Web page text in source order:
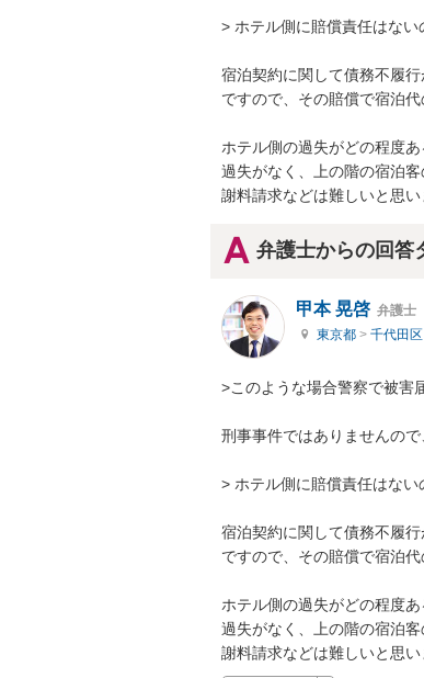
> ホテル側に賠償責任はない
宿泊契約に関して債務不履
ですので、その賠償で宿泊
ホテル側の過失がどの程度
過失がなく、上の階の宿泊
謝料請求などは難しいと思い
弁護士からの回答
甲本 晃啓 弁護士
東京都 > 千代田区
>このような場合警察で被害
刑事事件ではありませんの
> ホテル側に賠償責任はない
宿泊契約に関して債務不履
ですので、その賠償で宿泊
ホテル側の過失がどの程度
過失がなく、上の階の宿泊
謝料請求などは難しいと思い